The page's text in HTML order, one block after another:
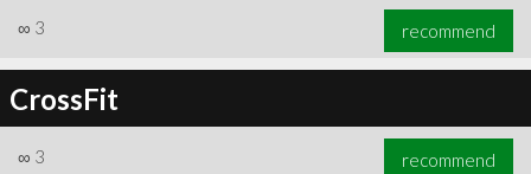
∞ 3 recommend
CrossFit
∞ 3 recommend